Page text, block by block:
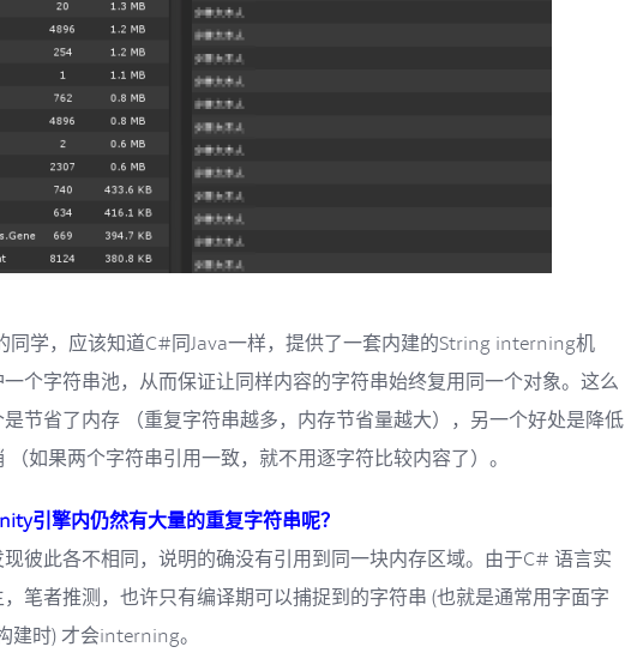
同学，应该知道C#同Java一样，提供了一套内建的String interning机
个字符串池，从而保证让同样内容的字符串始终复用同一个对象。这么
节省了内存 （重复字符串越多，内存节省量越大），另一个好处是降低
如果两个字符串引用一致，就不用逐字符比较内容了）。
引擎内仍然有大量的重复字符串呢？
彼此各不相同，说明的确没有引用到同一块内存区域。由于C# 语言实
笔者推测，也许只有编译期可以捕捉到的字符串 (也就是通常用字面字
时) 才会interning。